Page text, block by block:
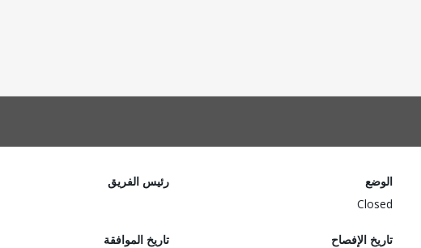
الوضع
Closed
رئيس الفريق
تاريخ الإفصاح
تاريخ الموافقة